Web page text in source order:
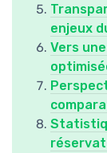
enjeux
Vers